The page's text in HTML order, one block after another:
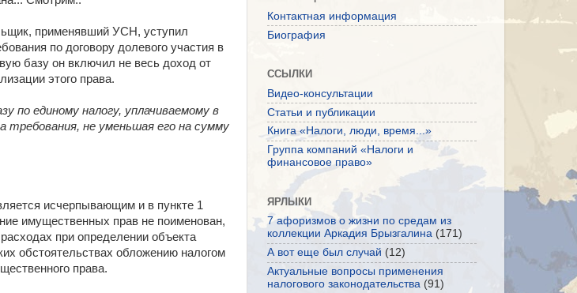
применявший УСН, уступил
по договору долевого участия в
базу он включил не весь доход от
этого права.
по единому налогу, уплачиваемому в
требования, не уменьшая его на сумму
исчерпывающим и в пункте 1
имущественных прав не поименован,
при определении объекта
обстоятельствах обложению налогом
права.
Контактная информация
Биография
ССЫЛКИ
Видео-консультации
Статьи и публикации
Книга «Налоги, люди, время...»
Группа компаний «Налоги и
финансовое право»
ЯРЛЫКИ
7 афоризмов о жизни по средам из
коллекции Аркадия Брызгалина (171)
А вот еще был случай (12)
Актуальные вопросы применения
налогового законодательства (91)